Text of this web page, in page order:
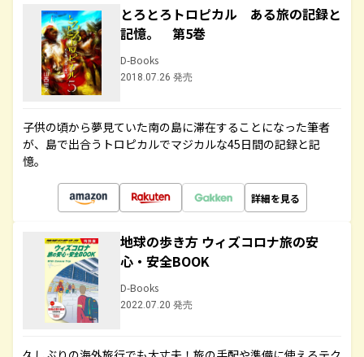
とろとろトロピカル ある旅の記録と
記憶。 第5巻
D-Books
2018.07.26 発売
子供の頃から夢見ていた南の島に滞在することになった筆者
が、島で出合うトロピカルでマジカルな45日間の記録と記
憶。
詳細を見る
地球の歩き方 ウィズコロナ旅の安
心・安全BOOK
D-Books
2022.07.20 発売